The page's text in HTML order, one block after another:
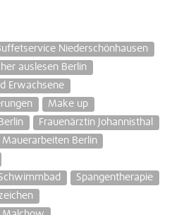
Niederschönhausen
auslesen Berlin
Erwachsene
Make up
Frauenärztin Johannisthal
Mauerarbeiten Berlin
Spangentherapie